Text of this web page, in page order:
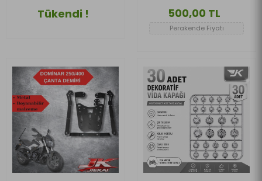
Tükendi ! 500,00 TL
Perakende Fiyatı